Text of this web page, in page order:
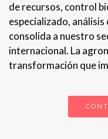
de recursos, control
especializado,
consolida a nuestro
internacional. La
transformación que